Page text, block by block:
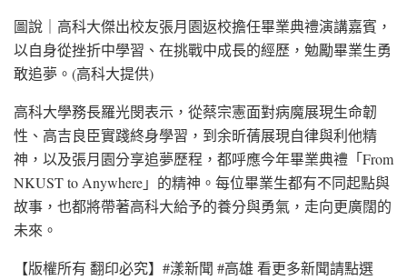
圖說｜高科大傑出校友張月園返校擔任畢業典禮演講嘉賓，
以自身從挫折中學習、在挑戰中成長的經歷，勉勵畢業生勇
敢追夢。(高科大提供)
高科大學務長羅光閔表示，從蔡宗憲面對病魔展現生命韌
性、高吉良臣實踐終身學習，到余昕蒨展現自律與利他精
神，以及張月園分享追夢歷程，都呼應今年畢業典禮「From
NKUST to Anywhere」的精神。每位畢業生都有不同起點與
故事，也都將帶著高科大給予的養分與勇氣，走向更廣闊的
未來。
【版權所有 翻印必究】#漾新聞 #高雄 看更多新聞請點選